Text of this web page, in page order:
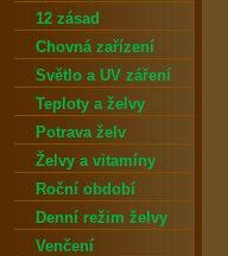
12 zásad
Chovná zařízení
Světlo a UV záření
Teploty a želvy
Potrava želv
Želvy a vitamíny
Roční období
Denní režim želvy
Venčení